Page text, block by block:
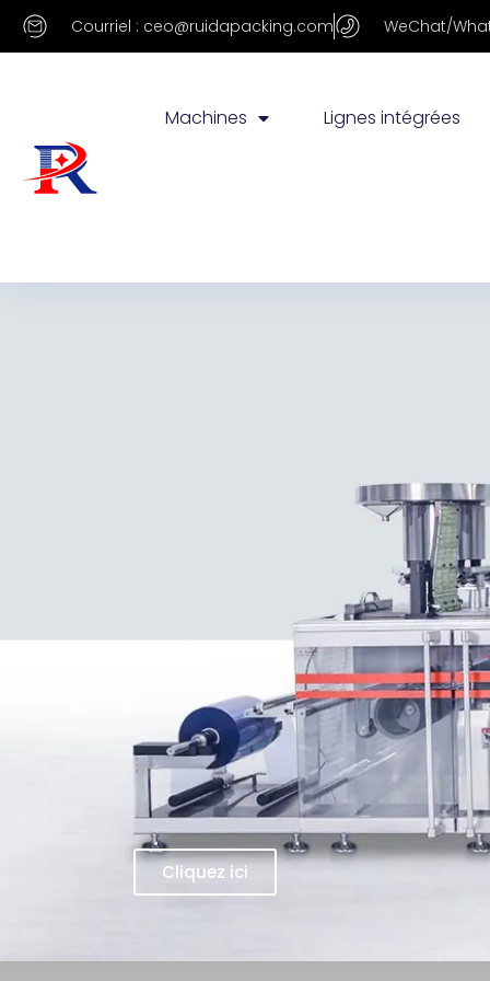
Courriel : ceo@ruidapacking.com WeChat/
Machines Lignes intégrées
Cliquez ici